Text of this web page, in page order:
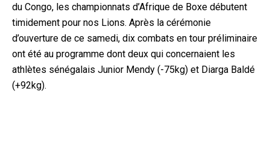
du Congo, les championnats d’Afrique de Boxe débutent
timidement pour nos Lions. Après la cérémonie
d’ouverture de ce samedi, dix combats en tour préliminaire
ont été au programme dont deux qui concernaient les
athlètes sénégalais Junior Mendy (-75kg) et Diarga Baldé
(+92kg).